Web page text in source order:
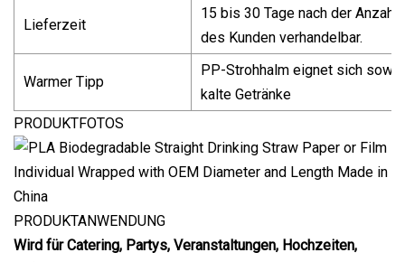
Lieferzeit
15 bis 30 Tage nach der
des Kunden verhandelbar.
Warmer Tipp
PP-Strohhalm eignet sich
kalte Getränke
PRODUKTFOTOS
PRODUKTANWENDUNG
Wird für Catering, Partys, Veranstaltungen, Hochzeiten,